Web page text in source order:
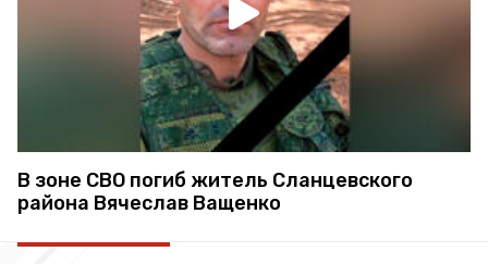
В зоне СВО погиб житель Сланцевского
района Вячеслав Ващенко